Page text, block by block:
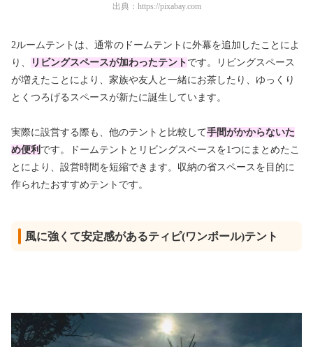
出典： https://pixabay.com
2ルームテントは、通常のドームテントに外幕を追加したことによ
り、
リビングスペースが加わったテント です。リビングスペース
が増えたことにより、家族や友人と一緒にお茶したり、ゆっくり
とくつろげるスペースが新たに誕生しています。
実際に設営する際も、他のテントと比較して手間がかからないた
め便利 です。ドームテントとリビングスペースを1つにまとめたこ
とにより、設営時間を短縮できます。収納の省スペースを目的に
作られたおすすめテントです。
風に強くて安定感があるティピ(ワンポール)テント